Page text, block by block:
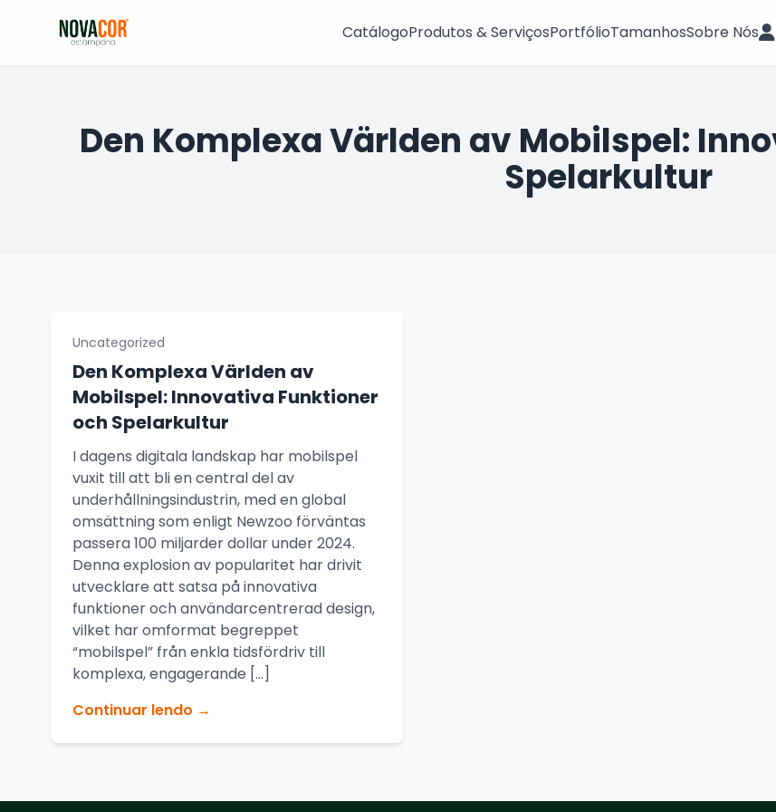
CatálogoProdutos & ServiçosPortfólioTamanhosSobre Nós
Den Komplexa Världen av Mobilspel:
Spelarkultur
Uncategorized
Den Komplexa Världen av
Mobilspel: Innovativa Funktioner
och Spelarkultur
I dagens digitala landskap har mobilspel
vuxit till att bli en central del av
underhållningsindustrin, med en global
omsättning som enligt Newzoo förväntas
passera 100 miljarder dollar under 2024.
Denna explosion av popularitet har drivit
utvecklare att satsa på innovativa
funktioner och användarcentrerad design,
vilket har omformat begreppet
“mobilspel” från enkla tidsfördriv till
komplexa, engagerande […]
Continuar lendo →